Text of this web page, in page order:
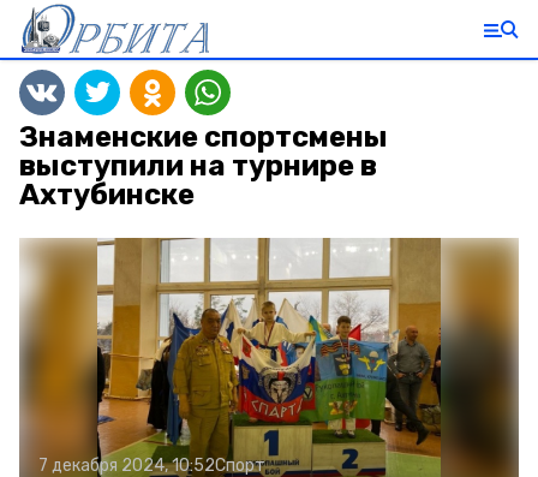
Знаменские спортсмены
выступили на турнире в
Ахтубинске
7 декабря 2024, 10:52Спорт